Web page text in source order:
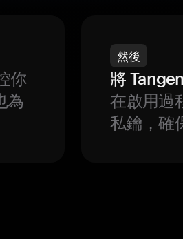
你
為
然後
將
在啟用過
私鑰，確